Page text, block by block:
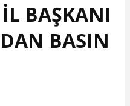
BAŞKANI
BASIN